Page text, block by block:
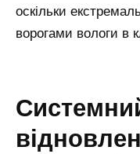
оскільки
ворогами вологи в
системний підхід до